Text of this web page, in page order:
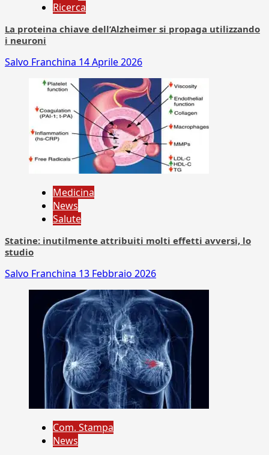
Ricerca
La proteina chiave dell’Alzheimer si propaga utilizzando
i neuroni
Salvo Franchina 14 Aprile 2026
Medicina
News
Salute
Statine: inutilmente attribuiti molti effetti avversi, lo
studio
Salvo Franchina 13 Febbraio 2026
Com. Stampa
News